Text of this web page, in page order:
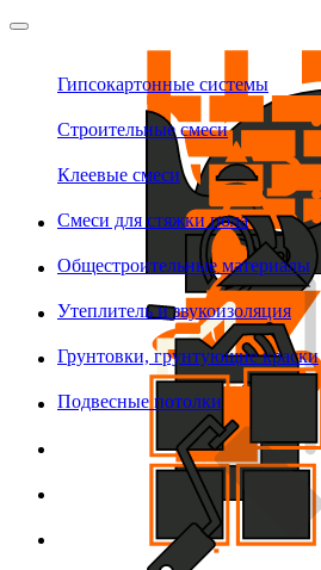
Гипсокартонные системы
Строительные смеси
Клеевые смеси
Смеси для стяжки пола
Общестроительные материалы
Утеплитель и звукоизоляция
Грунтовки, грунтующие краски
Подвесные потолки